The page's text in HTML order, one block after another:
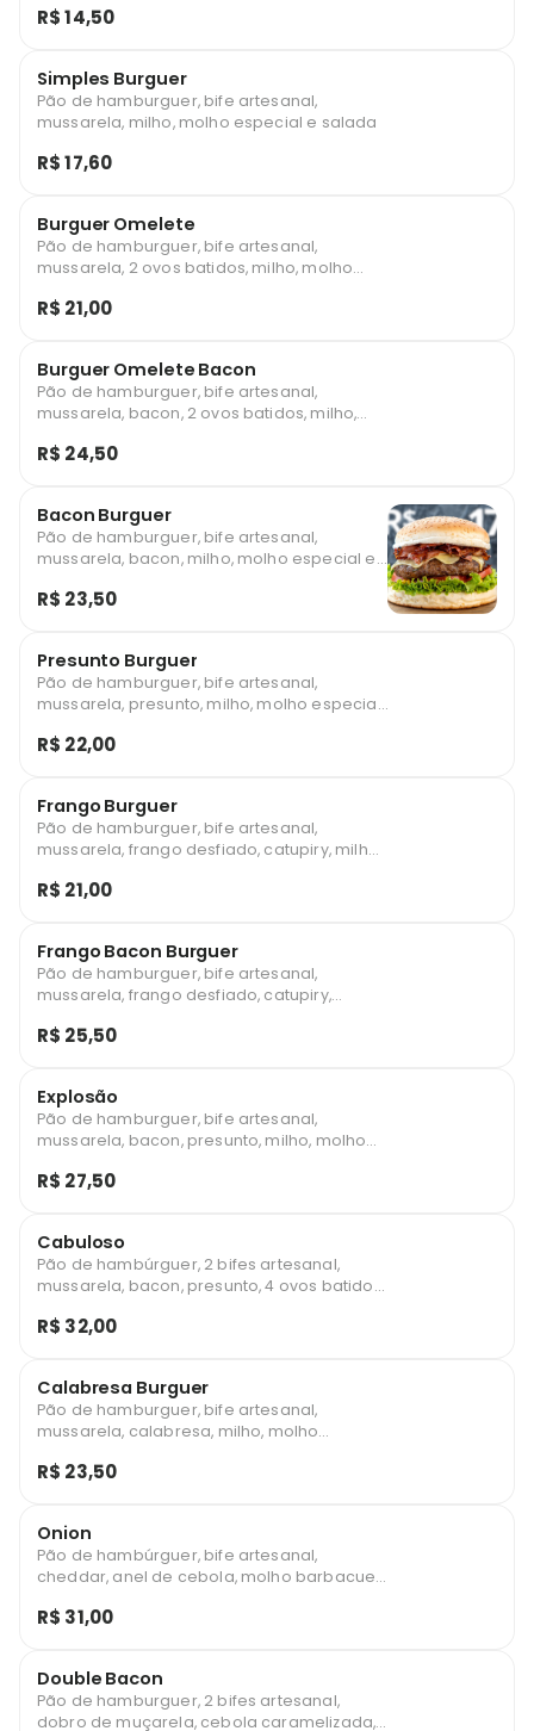
R$ 14,50
Simples Burguer
Pão de hamburguer, bife artesanal,
mussarela, milho, molho especial e salada
R$ 17,60
Burguer Omelete
Pão de hamburguer, bife artesanal,
mussarela, 2 ovos batidos, milho, molho
R$ 21,00
Burguer Omelete Bacon
Pão de hamburguer, bife artesanal,
mussarela, bacon, 2 ovos batidos, milho,
R$ 24,50
Bacon Burguer
Pão de hamburguer, bife artesanal,
mussarela, bacon, milho, molho especial e
R$ 23,50
Presunto Burguer
Pão de hamburguer, bife artesanal,
mussarela, presunto, milho, molho especial
R$ 22,00
Frango Burguer
Pão de hamburguer, bife artesanal,
mussarela, frango desfiado, catupiry, milho,
R$ 21,00
Frango Bacon Burguer
Pão de hamburguer, bife artesanal,
mussarela, frango desfiado, catupiry,
R$ 25,50
Explosão
Pão de hamburguer, bife artesanal,
mussarela, bacon, presunto, milho, molho
R$ 27,50
Cabuloso
Pão de hambúrguer, 2 bifes artesanal,
mussarela, bacon, presunto, 4 ovos batidos,
R$ 32,00
Calabresa Burguer
Pão de hamburguer, bife artesanal,
mussarela, calabresa, milho, molho
R$ 23,50
Onion
Pão de hambúrguer, bife artesanal,
cheddar, anel de cebola, molho barbacue
R$ 31,00
Double Bacon
Pão de hamburguer, 2 bifes artesanal,
dobro de muçarela, cebola caramelizada,